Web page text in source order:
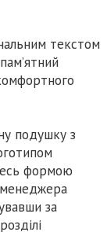
текстом
подушку з
формою
за